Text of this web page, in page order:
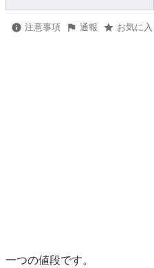
注意事項 通報 お気に
一つの値段です。